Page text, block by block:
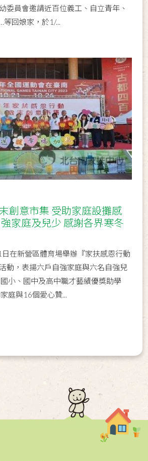
委員會邀請近百位義工、自立青年、
等回娘家，於1/...
創意市集 受助家庭設攤感
家庭及兒少 感謝各界寒冬
在新營區體育場舉辦『家扶感恩行動
動，表揚六戶自強家庭與六名自強兒
小、國中及高中職才藝績優獎助學
庭與16個愛心贊...